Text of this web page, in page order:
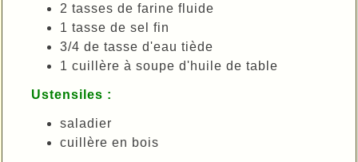
2 tasses de farine fluide
1 tasse de sel fin
3/4 de tasse d'eau tiède
1 cuillère à soupe d'huile de table
Ustensiles :
saladier
cuillère en bois